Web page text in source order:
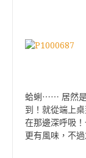
蛤蜊 ⋯⋯ 居然
到！ 就從端上
在那邊深呼吸！
更有風味，不